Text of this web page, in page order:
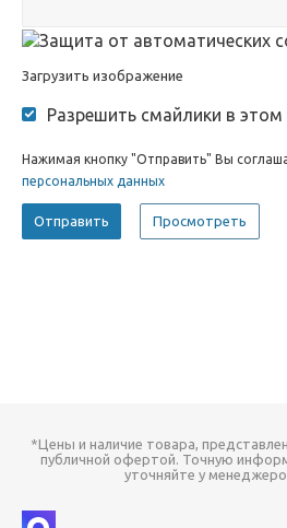
Загрузить изображение
Разрешить смайлики в
Нажимая кнопку "Отправить" Вы
персональных данных
*Цены и наличие товара,
публичной офертой. Точную
уточняйте у